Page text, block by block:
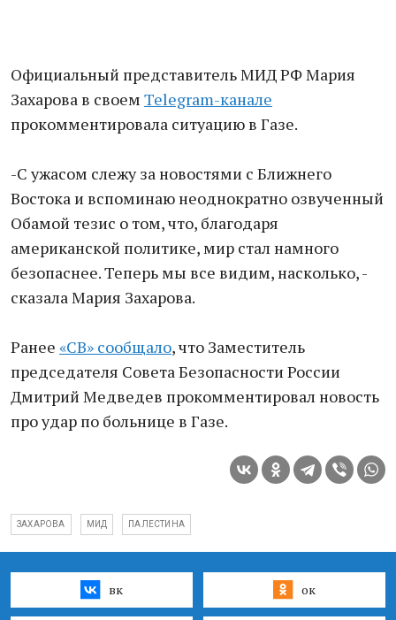
Официальный представитель МИД РФ Мария
Захарова в своем Telegram-канале
прокомментировала ситуацию в Газе.
-С ужасом слежу за новостями с Ближнего
Востока и вспоминаю неоднократно озвученный
Обамой тезис о том, что, благодаря
американской политике, мир стал намного
безопаснее. Теперь мы все видим, насколько, -
сказала Мария Захарова.
Ранее «СВ» сообщало, что Заместитель
председателя Совета Безопасности России
Дмитрий Медведев прокомментировал новость
про удар по больнице в Газе.
ЗАХАРОВА МИД ПАЛЕСТИНА
вк ок